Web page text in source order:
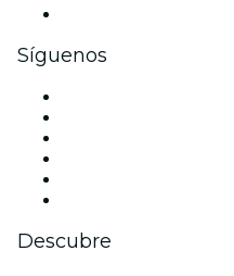
Síguenos
Descubre